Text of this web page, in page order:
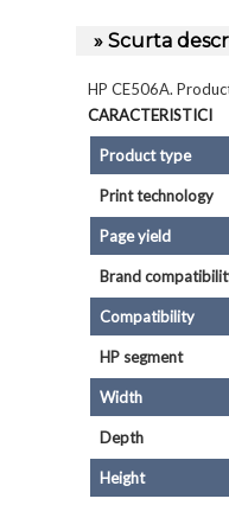
» Scurta
HP CE506A.
CARACTERISTICI
Product type
Print technology
Page yield
Brand
Compatibility
HP segment
Width
Depth
Height